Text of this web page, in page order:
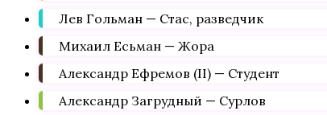
Лев Гольман — Стас, разведчик
Михаил Есьман — Жора
Александр Ефремов (II) — Студент
Александр Загрудный — Сурлов